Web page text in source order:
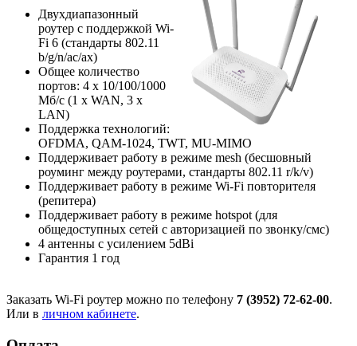
Двухдиапазонный
роутер с поддержкой Wi-
Fi 6 (стандарты 802.11
b/g/n/ac/ax)
Общее количество
портов: 4 х 10/100/1000
Мб/с (1 x WAN, 3 x
LAN)
Поддержка технологий:
OFDMA, QAM-1024, TWT, MU-MIMO
Поддерживает работу в режиме mesh (бесшовный
роуминг между роутерами, стандарты 802.11 r/k/v)
Поддерживает работу в режиме Wi-Fi повторителя
(репитера)
Поддерживает работу в режиме hotspot (для
общедоступных сетей с авторизацией по звонку/смс)
4 антенны с усилением 5dBi
Гарантия 1 год
Заказать Wi-Fi роутер можно по телефону 7 (3952) 72-62-00.
Или в личном кабинете.